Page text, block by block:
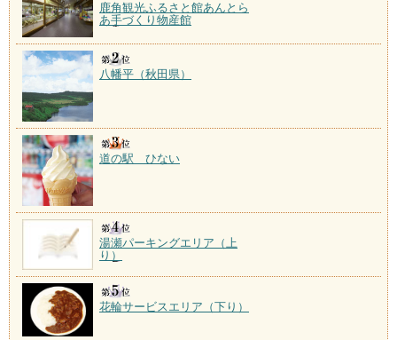
鹿角観光ふるさと館あんとら
あ手づくり物産館
八幡平（秋田県）
道の駅 ひない
湯瀬パーキングエリア（上
り）
花輪サービスエリア（下り）